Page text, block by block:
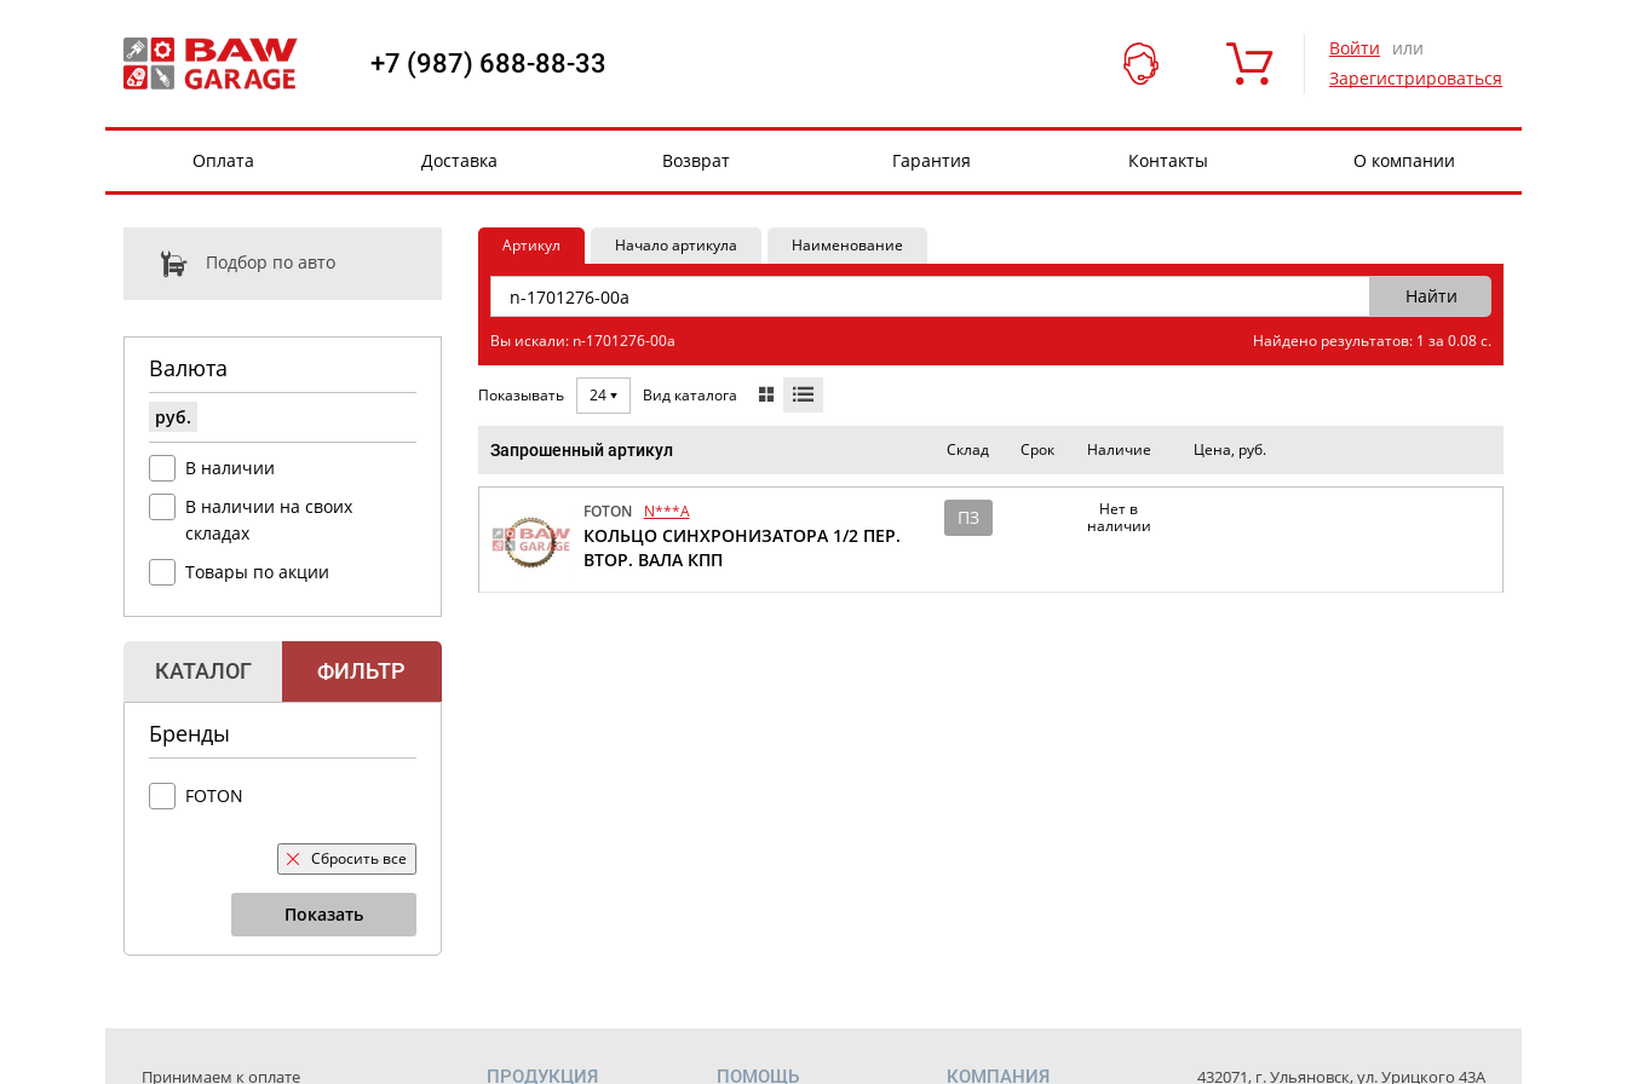
+7 (987) 688-88-33 Войти
или
Зарегистрироваться
Оплата Доставка Возврат Гарантия Контакты О компании
Подбор по авто
Валюта
руб.
В наличии
В наличии на своих
складах
Товары по акции
КАТАЛОГ ФИЛЬТР
Бренды
FOTON
Сбросить все
Показать
Артикул Начало артикула Наименование
Вы искали: n-1701276-00a Найдено результатов: 1 за 0.08 с.
Показывать 24 Вид каталога
Запрошенный артикул Склад Срок Наличие Цена, руб.
FOTON N***A
КОЛЬЦО СИНХРОНИЗАТОРА 1/2 ПЕР.
ВТОР. ВАЛА КПП
ПЗ
Нет в
наличии
Принимаем к оплате ПРОДУКЦИЯ ПОМОЩЬ КОМПАНИЯ 432071, г. Ульяновск, ул. Урицкого 43А